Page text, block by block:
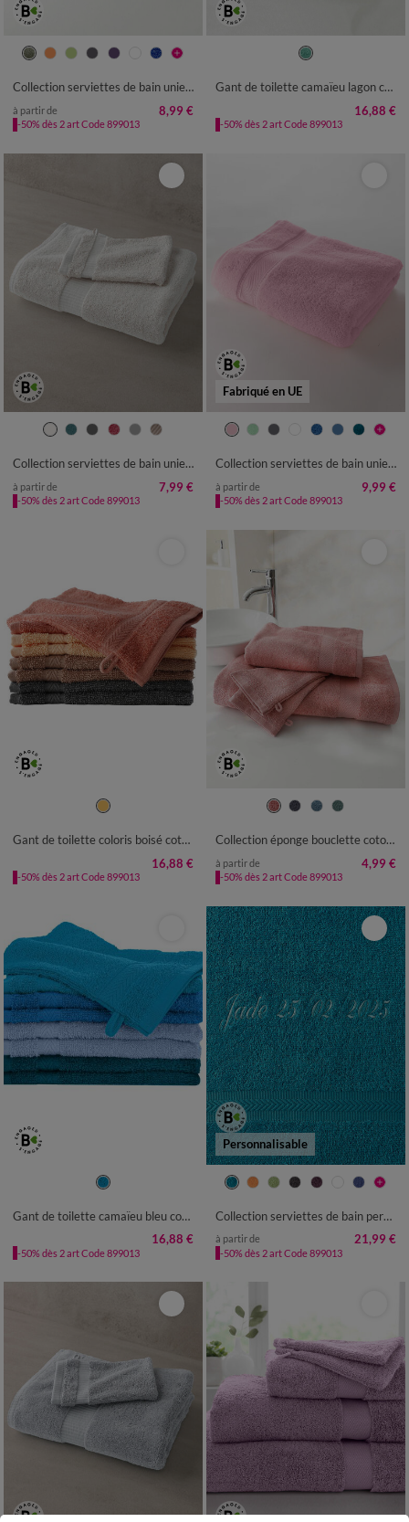
Collection serviettes de bain unies - confort moelleux 420 g/m²
à partir de 8,99 €
-50% dès 2 art Code 899013
Gant de toilette camaïeu lagon coton 420 gr/m² - lot de 8
16,88 €
-50% dès 2 art Code 899013
Collection serviettes de bain unies - gamme premium 640g/m²
à partir de 7,99 €
-50% dès 2 art Code 899013
Fabriqué en UE
Collection serviettes de bain unies - confort luxe 540g/m²
à partir de 9,99 €
-50% dès 2 art Code 899013
Gant de toilette coloris boisé coton 420 gr/m² - lot de 8
16,88 €
-50% dès 2 art Code 899013
Collection éponge bouclette coton - 350g/m²
à partir de 4,99 €
-50% dès 2 art Code 899013
Gant de toilette camaïeu bleu coton 420 g/m² - lot de 8
16,88 €
-50% dès 2 art Code 899013
Personnalisable
Collection serviettes de bain personnalisées - confort moelleux 420 g/m²
à partir de 21,99 €
-50% dès 2 art Code 899013